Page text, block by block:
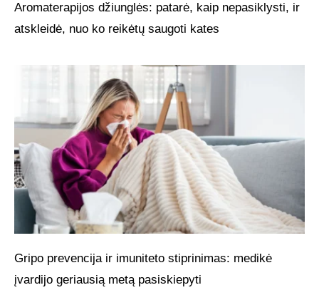
Aromaterapijos džiunglės: patarė, kaip nepasiklysti, ir
atskleidė, nuo ko reikėtų saugoti kates
Gripo prevencija ir imuniteto stiprinimas: medikė
įvardijo geriausią metą pasiskiepyti